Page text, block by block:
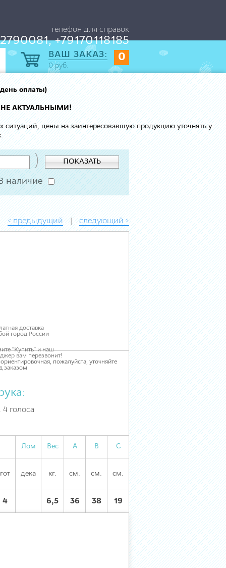
телефон для справок
+79170118185
0
ВАШ ЗАКАЗ:
0руб.
оплаты)
АКТУАЛЬНЫМИ!
ситуаций, цены на заинтересовавшую продукцию уточнять у
) ПОКАЗАТЬ
наличие
< предыдущий | следующий >
доставка
город России
“Купить” и наш
вам перезвонит!
пожалуйста, уточняйте
заказом
4 голоса
Лом Вес А В С
гот дека кг. см. см. см.
4 6,5 36 38 19